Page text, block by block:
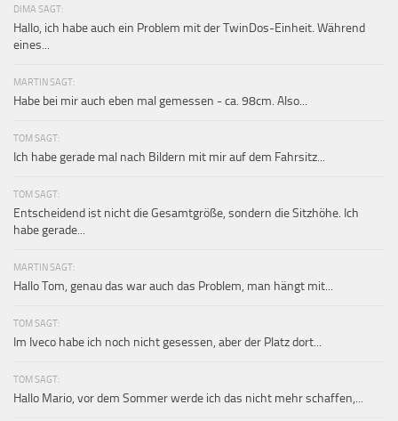
DIMA SAGT:
Hallo, ich habe auch ein Problem mit der TwinDos-Einheit. Während
eines...
MARTIN SAGT:
Habe bei mir auch eben mal gemessen - ca. 98cm. Also...
TOM SAGT:
Ich habe gerade mal nach Bildern mit mir auf dem Fahrsitz...
TOM SAGT:
Entscheidend ist nicht die Gesamtgröße, sondern die Sitzhöhe. Ich
habe gerade...
MARTIN SAGT:
Hallo Tom, genau das war auch das Problem, man hängt mit...
TOM SAGT:
Im Iveco habe ich noch nicht gesessen, aber der Platz dort...
TOM SAGT:
Hallo Mario, vor dem Sommer werde ich das nicht mehr schaffen,...